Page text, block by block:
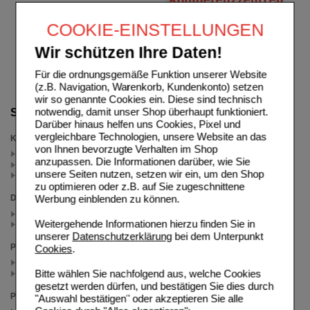
COOKIE-EINSTELLUNGEN
Wir schützen Ihre Daten!
Für die ordnungsgemäße Funktion unserer Website
(z.B. Navigation, Warenkorb, Kundenkonto) setzen
wir so genannte Cookies ein. Diese sind technisch
notwendig, damit unser Shop überhaupt funktioniert.
Darüber hinaus helfen uns Cookies, Pixel und
vergleichbare Technologien, unsere Website an das
von Ihnen bevorzugte Verhalten im Shop
anzupassen. Die Informationen darüber, wie Sie
unsere Seiten nutzen, setzen wir ein, um den Shop
zu optimieren oder z.B. auf Sie zugeschnittene
Werbung einblenden zu können.
Weitergehende Informationen hierzu finden Sie in
unserer Datenschutzerklärungbei dem Unterpunkt
Cookies.
Bitte wählen Sie nachfolgend aus, welche Cookies
gesetzt werden dürfen, und bestätigen Sie dies durch
"Auswahl bestätigen" oder akzeptieren Sie alle
Suche verfeinern
Kategorien
Hoggar (4)
Sparfuchs (1)
Schlaftabletten (1)
Darreichungsform
Tabletten (2)
Packungsgröße
10 St (2)
Preis